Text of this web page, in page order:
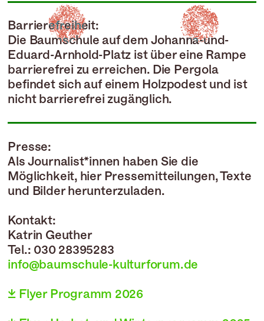
Barrierefreiheit:
Die Baumschule auf dem Johanna-und-
Eduard-Arnhold-Platz ist über eine Rampe
barrierefrei zu erreichen. Die Pergola
befindet sich auf einem Holzpodest und ist
nicht barrierefrei zugänglich.
Presse:
Als Journalist*innen haben Sie die
Möglichkeit, hier Pressemitteilungen, Texte
und Bilder herunterzuladen.
Kontakt:
Katrin Geuther
Tel.: 030 28395283
info@baumschule-kulturforum.de
 Flyer Programm 2026